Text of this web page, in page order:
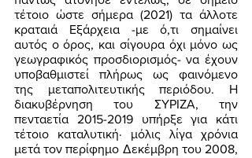
τέτοιο ώστε σήμερα (2021) τα άλλοτε
κραταιά Εξάρχεια -με ό,τι σημαίνει
αυτός ο όρος, και σίγουρα όχι μόνο ως
γεωγραφικός προσδιορισμός- να έχουν
υποβαθμιστεί πλήρως ως φαινόμενο
της μεταπολιτευτικής περιόδου. Η
διακυβέρνηση του ΣΥΡΙΖΑ, την
πενταετία 2015-2019 υπήρξε για κάτι
τέτοιο καταλυτική· μόλις λίγα χρόνια
μετά τον περίφημο Δεκέμβρη του 2008,